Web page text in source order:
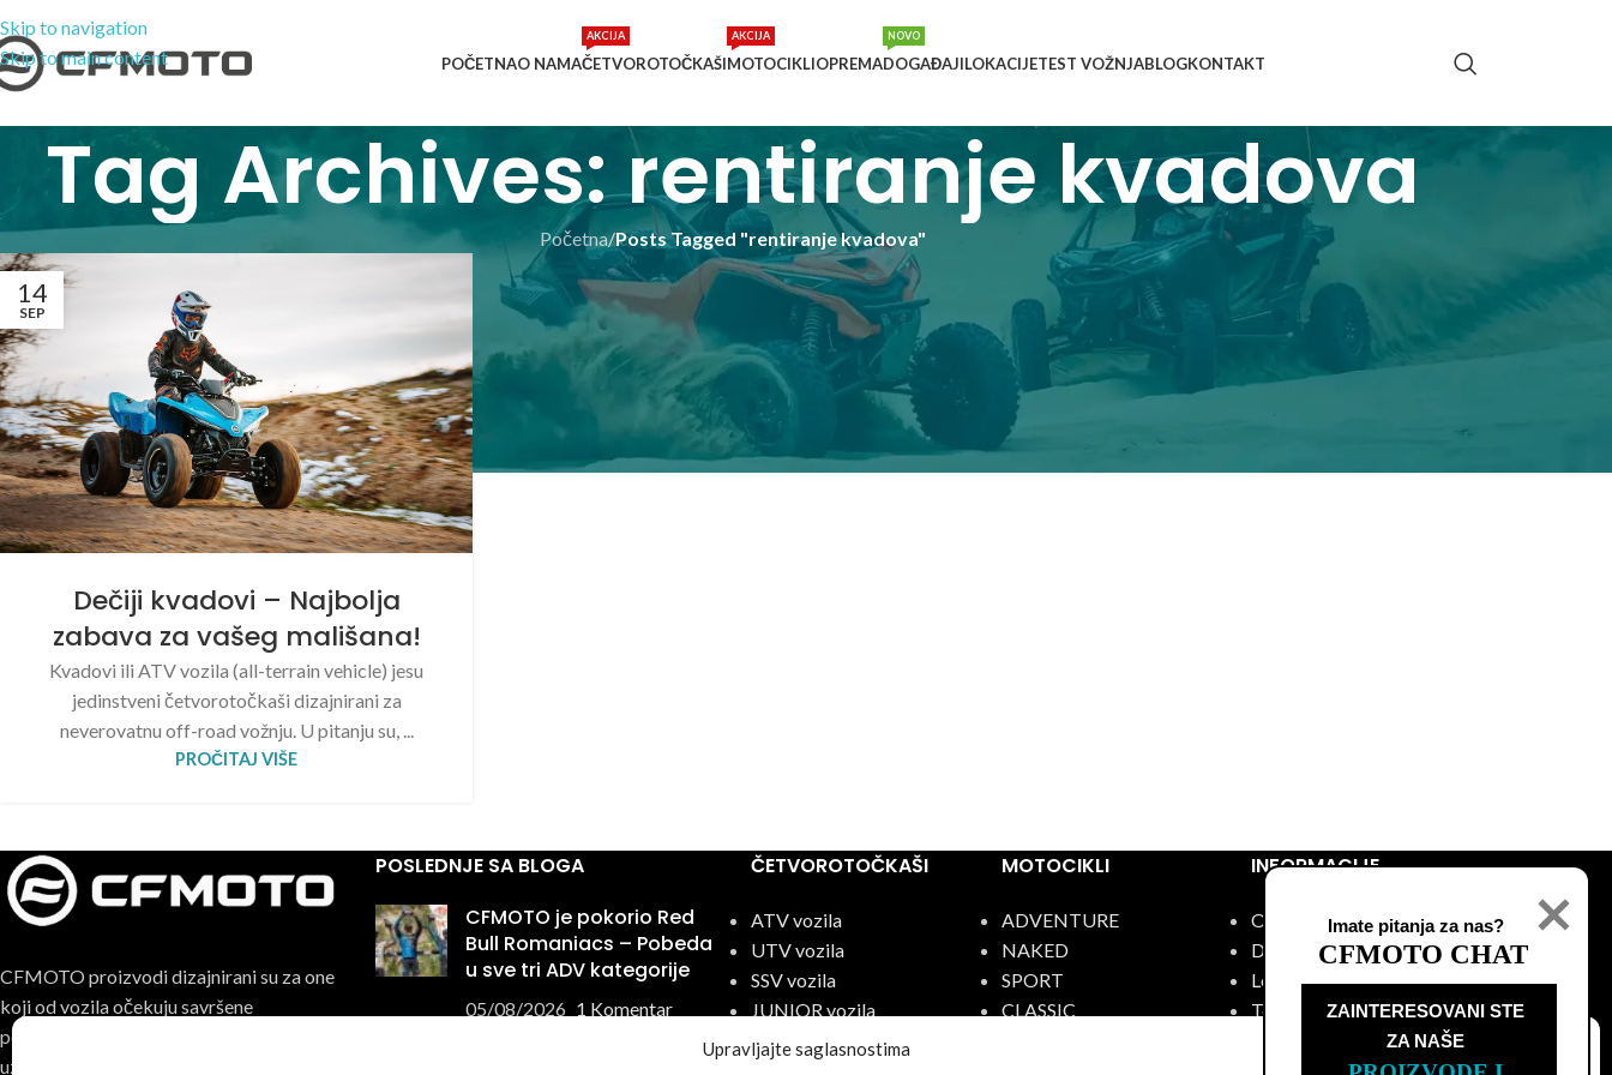
Upravljajte saglasnostima
Skip to navigation
Skip to main content
POČETNAO NAMAČETVOROTOČKAŠI
AKCIJA
MOTOCIKLI
AKCIJA
OPREMADOGAĐAJI
NOVO
LOKACIJETEST VOŽNJABLOGKONTAKT
Tag Archives: rentiranje kvadova
Početna/Posts Tagged "rentiranje kvadova"
14
SEP
Dečiji kvadovi – Najbolja
zabava za vašeg mališana!
Kvadovi ili ATV vozila (all-terrain vehicle) jesu
jedinstveni četvorotočkaši dizajnirani za
neverovatnu off-road vožnju. U pitanju su, ...
PROČITAJ VIŠE
CFMOTO proizvodi dizajnirani su za one
koji od vozila očekuju savršene
performanse, pouzdanost i maksimalno
uzbuđenje u svakoj vožnji.
POSLEDNJE SA BLOGA
CFMOTO je pokorio Red
Bull Romaniacs – Pobeda
u sve tri ADV kategorije
05/08/2026 1 Komentar
ČETVOROTOČKAŠI
ATV vozila
UTV vozila
SSV vozila
JUNIOR vozila
MOTOCIKLI
ADVENTURE
NAKED
SPORT
CLASSIC
INFORMACIJE
O nama
Događaji
Lokacije
Test vožnja
Imate pitanja za nas?
CFMOTO CHAT
ZAINTERESOVANI STE
ZA NAŠE